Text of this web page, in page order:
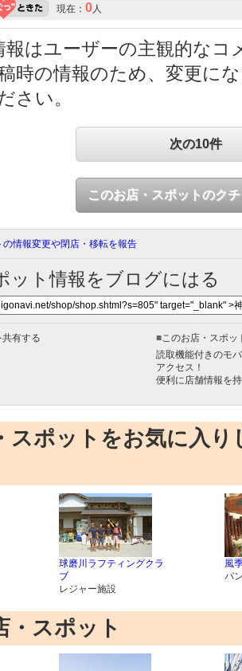
現在： 0人
はユーザーの主観的なコ
時の情報のため、変更に
さい。
次の10件
このお店・スポットのク
の情報変更や閉店・移転を報告
ット情報をブログにはる
有する ■このお店・スポッ
読取機能付きのモ
アクセス！
便利に店舗情報を
スポットをお気に入
球磨川ラフティングクラ
ブ
レジャー施設
風
パ
・スポット